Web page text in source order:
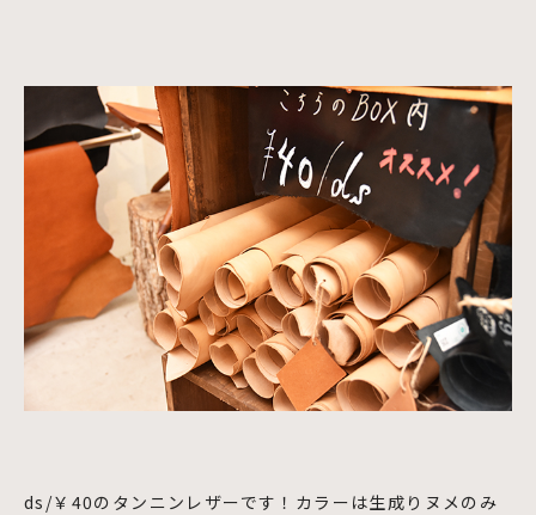
ds/￥40のタンニンレザーです！カラーは生成りヌメのみ